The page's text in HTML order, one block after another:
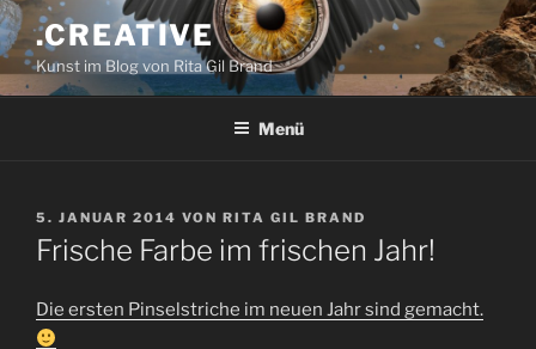
Zum
Inhalt
springen
.CREATIVE
Kunst im Blog von Rita Gil Brand
Menü
VERÖFFENTLICHT
AM
5. JANUAR 2014 VON RITA GIL BRAND
Frische Farbe im frischen Jahr!
Die ersten Pinselstriche im neuen Jahr sind gemacht.